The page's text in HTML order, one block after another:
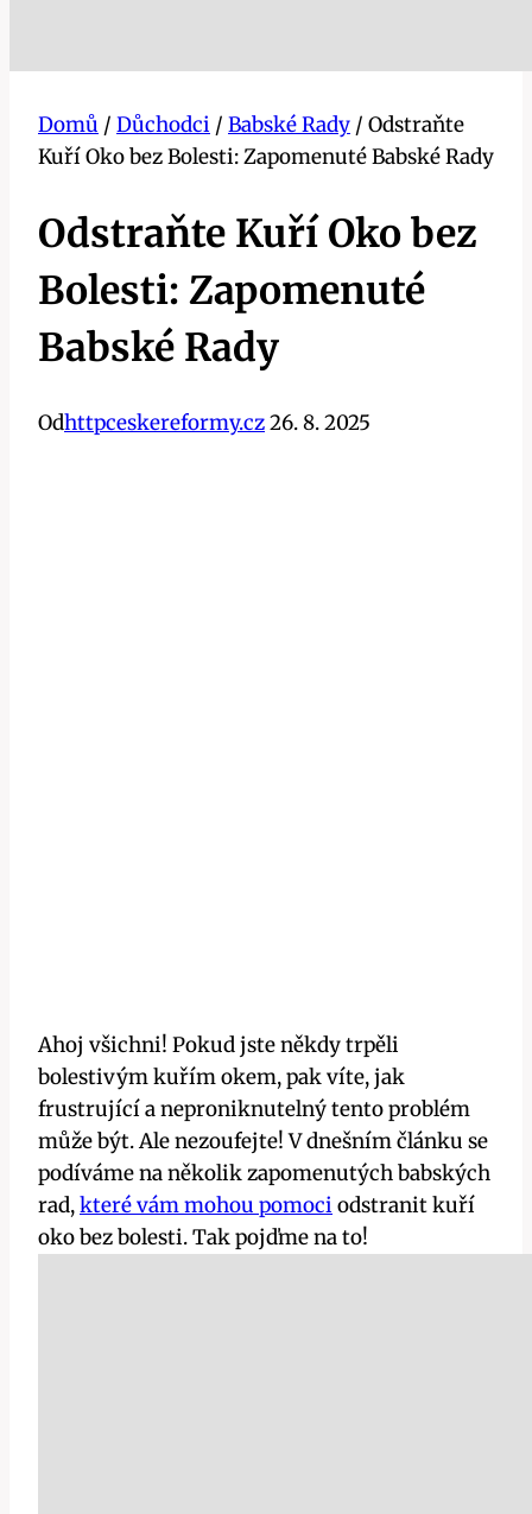
Domů / Důchodci / Babské Rady / Odstraňte
Kuří Oko bez Bolesti: Zapomenuté Babské Rady
Odstraňte Kuří Oko bez
Bolesti: Zapomenuté
Babské Rady
Odhttpceskereformy.cz26. 8. 2025
Ahoj všichni! Pokud jste někdy trpěli
bolestivým kuřím okem, pak víte, jak
frustrující a neproniknutelný tento problém
může být. Ale nezoufejte! V dnešním článku se
podíváme na několik zapomenutých babských
rad,které vám mohou pomoci odstranit kuří
oko bez bolesti. Tak pojďme na to!